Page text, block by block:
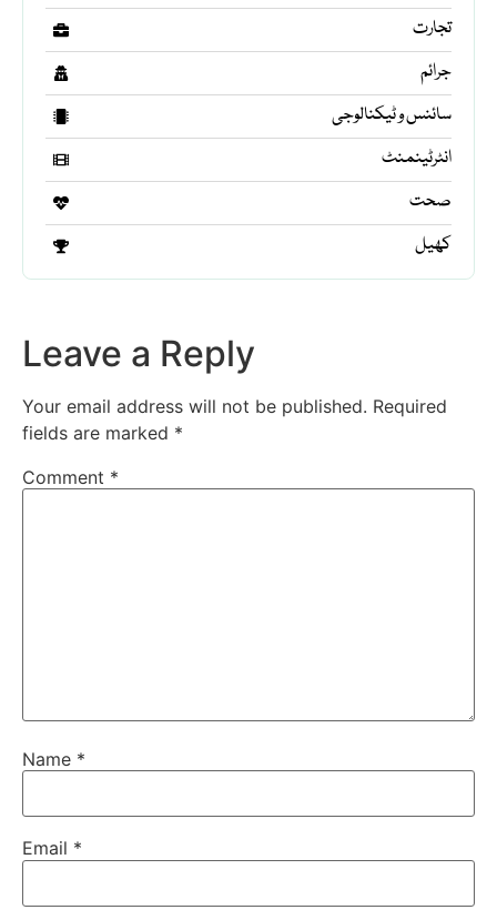
تجارت
جرائم
سائنس و ٹیکنالوجی
انٹرٹینمنٹ
صحت
کھیل
Leave a Reply
Your email address will not be published. Required
fields are marked *
Comment *
Name *
Email *